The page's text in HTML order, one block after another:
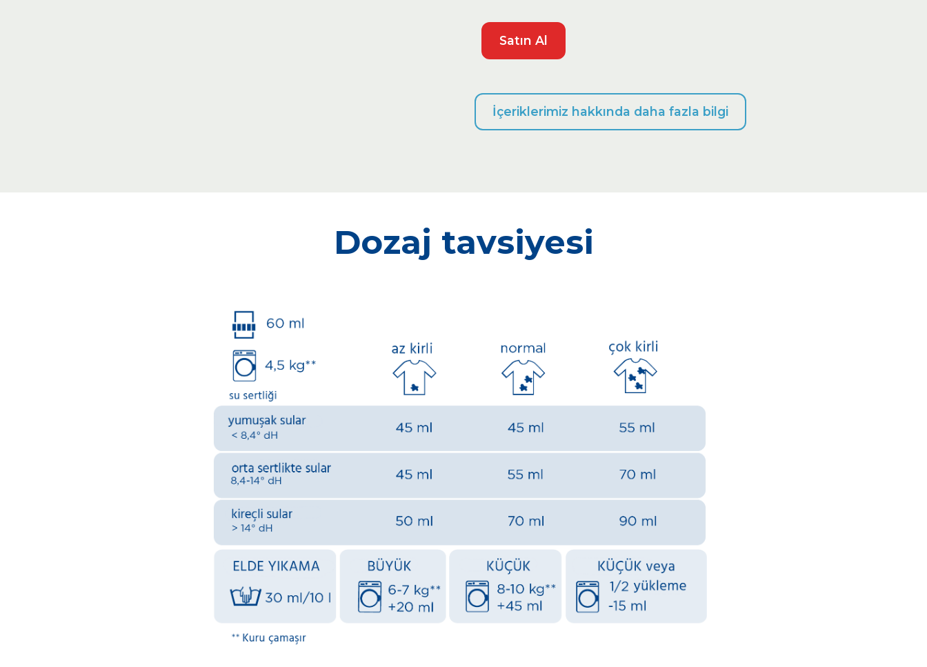
Satın Al
İçeriklerimiz hakkında daha fazla bilgi
Dozaj tavsiyesi